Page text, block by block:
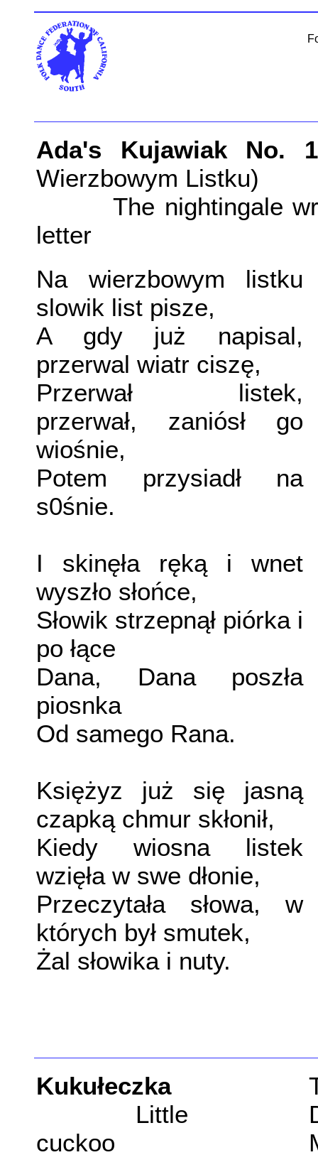
Ada's Kujawiak No. 1
Wierzbowym Listku)
The nightingale
letter
Na wierzbowym listku
slowik list pisze,
A gdy już napisal,
przerwal wiatr ciszę,
Przerwał listek,
przerwał, zaniósł go
wiośnie,
Potem przysiadł na
s0śnie.
I skinęła ręką i wnet
wyszło słońce,
Słowik strzepnął piórka i
po łące
Dana, Dana poszła
piosnka
Od samego Rana.
Księżyz już się jasną
czapką chmur skłonił,
Kiedy wiosna listek
wzięła w swe dłonie,
Przeczytała słowa, w
których był smutek,
Żal słowika i nuty.
Kukułeczka
Little
cuckoo